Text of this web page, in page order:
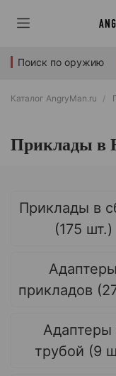
Поиск по оружию
Каталог AngryMan.ru
Приклады в
Приклады в
(175 шт.)
Адаптеры
прикладов
Адаптеры
трубой (9